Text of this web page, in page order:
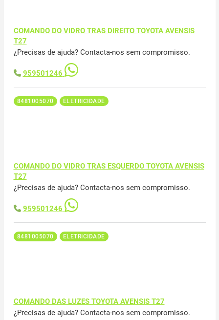
COMANDO DO VIDRO TRAS DIREITO TOYOTA AVENSIS
T27
¿Precisas de ajuda? Contacta-nos sem compromisso.
959501246
8481005070 ELETRICIDADE
COMANDO DO VIDRO TRAS ESQUERDO TOYOTA AVENSIS
T27
¿Precisas de ajuda? Contacta-nos sem compromisso.
959501246
8481005070 ELETRICIDADE
COMANDO DAS LUZES TOYOTA AVENSIS T27
¿Precisas de ajuda? Contacta-nos sem compromisso.